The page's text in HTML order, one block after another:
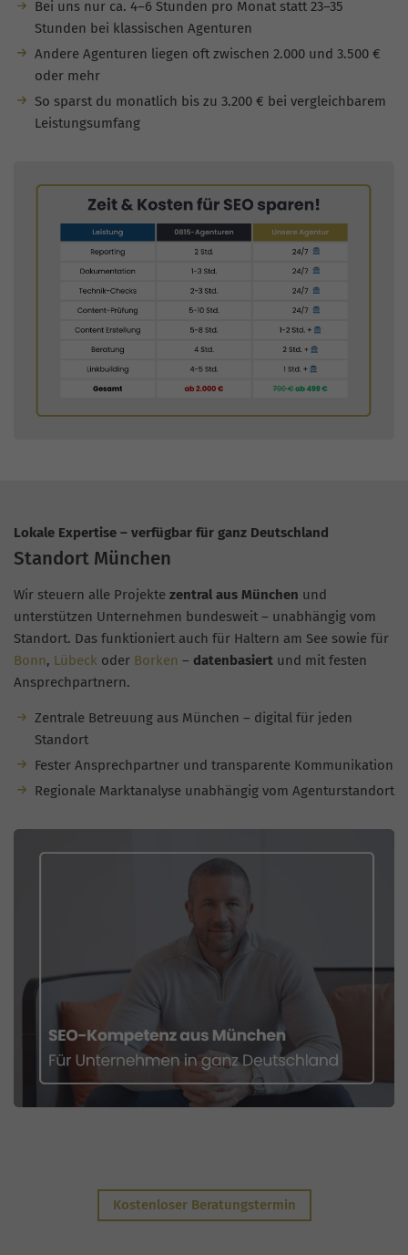
Bei uns nur ca. 4–6 Stunden pro Monat statt 23–35
Stunden bei klassischen Agenturen
Andere Agenturen liegen oft zwischen 2.000 und 3.500 €
oder mehr
So sparst du monatlich bis zu 3.200 € bei vergleichbarem
Leistungsumfang
Lokale Expertise – verfügbar für ganz Deutschland
Standort München
Wir steuern alle Projekte zentral aus München und
unterstützen Unternehmen bundesweit – unabhängig vom
Standort. Das funktioniert auch für Haltern am See sowie für
Bonn, Lübeck oder Borken – datenbasiert und mit festen
Ansprechpartnern.
Zentrale Betreuung aus München – digital für jeden
Standort
Fester Ansprechpartner und transparente Kommunikation
Regionale Marktanalyse unabhängig vom Agenturstandort
Kostenloser Beratungstermin